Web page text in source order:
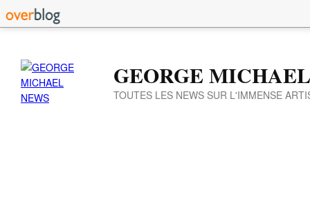
GEORGE
TOUTES LES NEWS SUR L'IMMENSE